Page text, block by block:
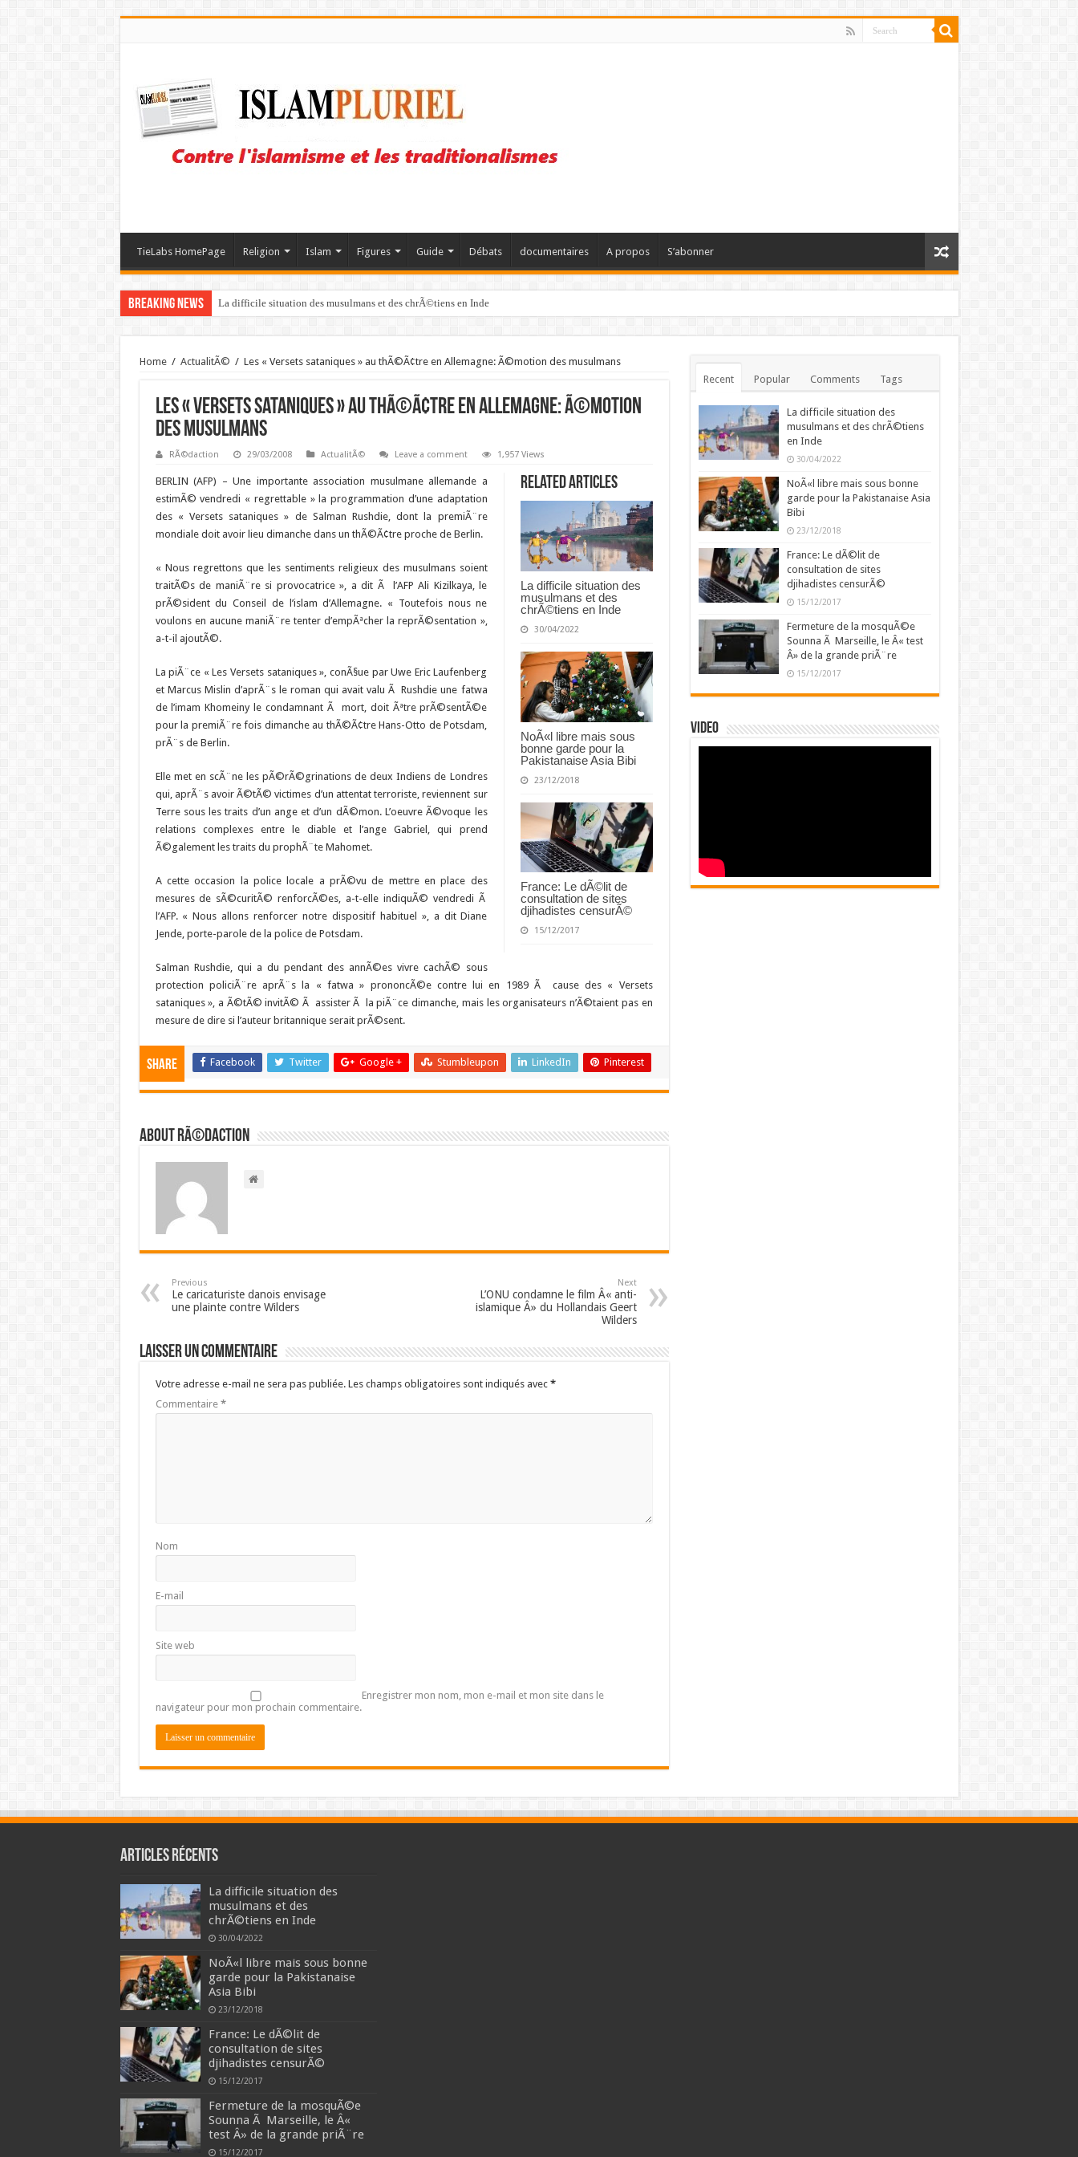
TieLabs HomePage Religion Islam Figures Guide Débats documentaires A propos S’abonner
Breaking News La difficile situation des musulmans et des chrÃ©tiens en Inde
Home / ActualitÃ© / Les « Versets sataniques » au thÃ©Ã¢tre en Allemagne: Ã©motion des musulmans
Les « Versets sataniques » au thÃ©Ã¢tre en Allemagne: Ã©motion
des musulmans
RÃ©daction 29/03/2008 ActualitÃ© Leave a comment 1,957 Views
Related Articles
La difficile situation des
musulmans et des
chrÃ©tiens en Inde
30/04/2022
NoÃ«l libre mais sous
bonne garde pour la
Pakistanaise Asia Bibi
23/12/2018
France: Le dÃ©lit de
consultation de sites
djihadistes censurÃ©
15/12/2017
BERLIN (AFP) – Une importante association musulmane allemande a
estimÃ© vendredi « regrettable » la programmation d’une adaptation
des « Versets sataniques » de Salman Rushdie, dont la premiÃ¨re
mondiale doit avoir lieu dimanche dans un thÃ©Ã¢tre proche de Berlin.
« Nous regrettons que les sentiments religieux des musulmans soient
traitÃ©s de maniÃ¨re si provocatrice », a dit Ã l’AFP Ali Kizilkaya, le
prÃ©sident du Conseil de l’islam d’Allemagne. « Toutefois nous ne
voulons en aucune maniÃ¨re tenter d’empÃªcher la reprÃ©sentation »,
a-t-il ajoutÃ©.
La piÃ¨ce « Les Versets sataniques », conÃ§ue par Uwe Eric Laufenberg
et Marcus Mislin d’aprÃ¨s le roman qui avait valu Ã Rushdie une fatwa
de l’imam Khomeiny le condamnant Ã mort, doit Ãªtre prÃ©sentÃ©e
pour la premiÃ¨re fois dimanche au thÃ©Ã¢tre Hans-Otto de Potsdam,
prÃ¨s de Berlin.
Elle met en scÃ¨ne les pÃ©rÃ©grinations de deux Indiens de Londres
qui, aprÃ¨s avoir Ã©tÃ© victimes d’un attentat terroriste, reviennent sur
Terre sous les traits d’un ange et d’un dÃ©mon. L’oeuvre Ã©voque les
relations complexes entre le diable et l’ange Gabriel, qui prend
Ã©galement les traits du prophÃ¨te Mahomet.
A cette occasion la police locale a prÃ©vu de mettre en place des
mesures de sÃ©curitÃ© renforcÃ©es, a-t-elle indiquÃ© vendredi Ã
l’AFP. « Nous allons renforcer notre dispositif habituel », a dit Diane
Jende, porte-parole de la police de Potsdam.
Salman Rushdie, qui a du pendant des annÃ©es vivre cachÃ© sous
protection policiÃ¨re aprÃ¨s la « fatwa » prononcÃ©e contre lui en 1989 Ã cause des « Versets
sataniques », a Ã©tÃ© invitÃ© Ã assister Ã la piÃ¨ce dimanche, mais les organisateurs n’Ã©taient pas en
mesure de dire si l’auteur britannique serait prÃ©sent.
Share Facebook Twitter Google + Stumbleupon LinkedIn Pinterest
About RÃ©daction
Previous
Le caricaturiste danois envisage
une plainte contre Wilders
Next
L’ONU condamne le film Â« anti-
islamique Â» du Hollandais Geert
Wilders
Laisser un commentaire
Votre adresse e-mail ne sera pas publiée. Les champs obligatoires sont indiqués avec *
Commentaire *
Nom
E-mail
Site web
Enregistrer mon nom, mon e-mail et mon site dans le
navigateur pour mon prochain commentaire.
Recent Popular Comments Tags
La difficile situation des
musulmans et des chrÃ©tiens
en Inde
30/04/2022
NoÃ«l libre mais sous bonne
garde pour la Pakistanaise Asia
Bibi
23/12/2018
France: Le dÃ©lit de
consultation de sites
djihadistes censurÃ©
15/12/2017
Fermeture de la mosquÃ©e
Sounna Ã Marseille, le Â« test
Â» de la grande priÃ¨re
15/12/2017
Video
Articles récents
La difficile situation des
musulmans et des
chrÃ©tiens en Inde
30/04/2022
NoÃ«l libre mais sous bonne
garde pour la Pakistanaise
Asia Bibi
23/12/2018
France: Le dÃ©lit de
consultation de sites
djihadistes censurÃ©
15/12/2017
Fermeture de la mosquÃ©e
Sounna Ã Marseille, le Â«
test Â» de la grande priÃ¨re
15/12/2017